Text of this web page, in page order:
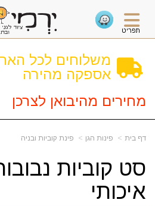
תפריט
משלוחים לכל
אספקה מהירה
מחירים מהיבואן לצרכן
דף בית פינות הגן פינת קוביות ובניה
סט קוביות
איכותי